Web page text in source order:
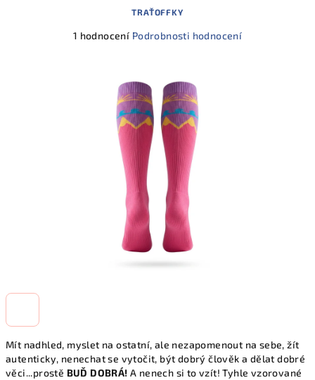
Mít nadhled, myslet na ostatní, ale nezapomenout na sebe, žít
autenticky, nenechat se vytočit, být dobrý člověk a dělat dobré
věci...prostě BUĎ DOBRÁ! A nenech si to vzít! Tyhle vzorované
TRAŤOFFKY
1 hodnocení Podrobnosti hodnocení